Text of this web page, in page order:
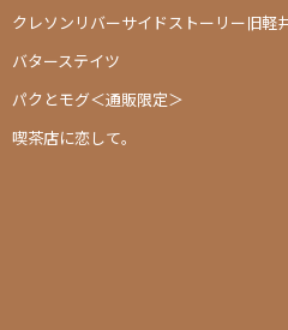
クレソンリバーサイドストーリー旧軽
バターステイツ
パクとモグ＜通販限定＞
喫茶店に恋して。